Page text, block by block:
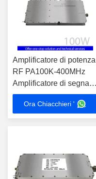
Amplificatore di potenza
RF PA100K-400MHz
Amplificatore di segnale
ad alta integrazione per
uso professionale 100W
Ora Chiacchieri '